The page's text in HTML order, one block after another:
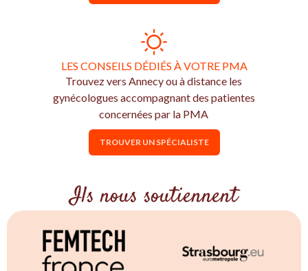
LES CONSEILS DÉDIÉS À VOTRE PMA
Trouvez vers Annecy ou à distance les
gynécologues accompagnant des patientes
concernées par la PMA
TROUVER UN SPÉCIALISTE
Ils nous soutiennent